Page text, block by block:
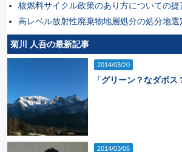
核燃料サイクル政策のあり方についての提
高レベル放射性廃棄物地層処分の処分地選
菊川 人吾の最新記事
2014/03/20
「グリーン？なダボス
2014/03/06